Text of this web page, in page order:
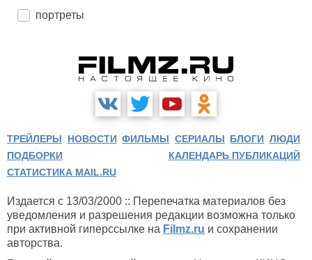
портреты
ТРЕЙЛЕРЫ НОВОСТИ ФИЛЬМЫ СЕРИАЛЫ БЛОГИ ЛЮДИ
ПОДБОРКИ
КАЛЕНДАРЬ ПУБЛИКАЦИЙ
СТАТИСТИКА MAIL.RU
Издается с 13/03/2000 :: Перепечатка материалов без
уведомления и разрешения редакции возможна только
при активной гиперссылке на Filmz.ru и сохранении
авторства.